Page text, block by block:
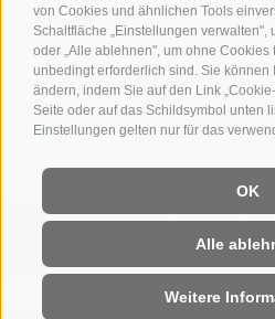
von Cookies und ähnlichen Tools
Schaltfläche „Einstellungen verwalten",
oder „Alle ablehnen", um ohne Cookies
unbedingt erforderlich sind. Sie
ändern, indem Sie auf den Link
Seite oder auf das Schildsymbol unten
Einstellungen gelten nur für das
OK
Alle
Weitere
IMPRESSUM SITEMAP
COOKIE PRÄFERENZEN